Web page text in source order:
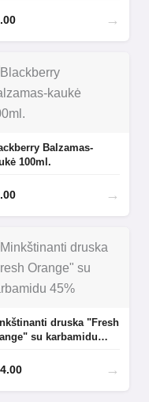
→
Balzamas-
100ml.
→
druska "Fresh
su karbamidu
→